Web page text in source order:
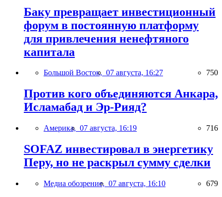
Баку превращает инвестиционный
форум в постоянную платформу
для привлечения ненефтяного
капитала
Большой Восток, 07 августа, 16:27 750
Против кого объединяются Анкара,
Исламабад и Эр-Рияд?
Америка, 07 августа, 16:19 716
SOFAZ инвестировал в энергетику
Перу, но не раскрыл сумму сделки
Медиа обозрение, 07 августа, 16:10 679